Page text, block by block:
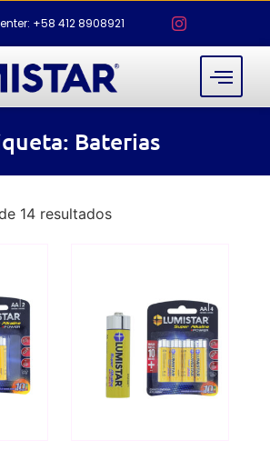
+58 412 8908921
Baterias
14 resultados